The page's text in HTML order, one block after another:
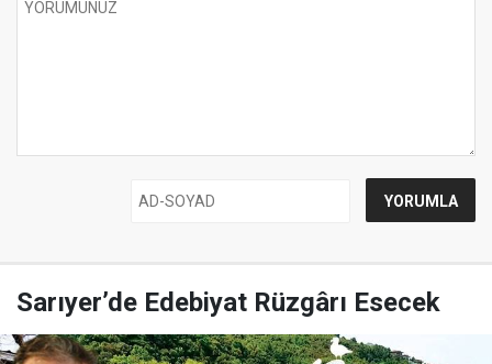
Sarıyer’de Edebiyat Rüzgârı Esecek